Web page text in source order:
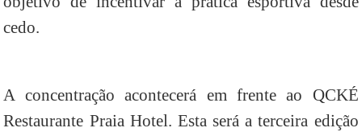
cedo.
A concentração acontecerá em frente ao QCKÉ
Restaurante Praia Hotel. Esta será a terceira edição